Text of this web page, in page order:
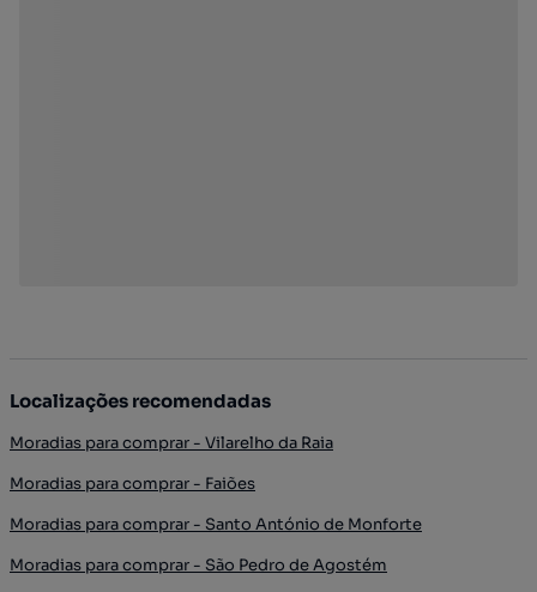
Localizações recomendadas
Moradias para comprar - Vilarelho da Raia
Moradias para comprar - Faiões
Moradias para comprar - Santo António de Monforte
Moradias para comprar - São Pedro de Agostém